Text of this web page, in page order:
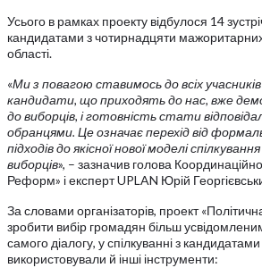
Усього в рамках проекту відбулося 14
кандидатами з чотирнадцяти мажоритарних
області.
«Ми з повагою ставимось до всіх
кандидати, що приходять до нас, вже
до виборців, і готовність стати
обранцями. Це означає перехід від
підходів до якісної нової моделі
виборців», – зазначив голова
Реформ» і експерт UPLAN Юрій
За словами організаторів, проект
зробити вибір громадян більш
самого діалогу, у спілкуванні з
використовували й інші інструменти: